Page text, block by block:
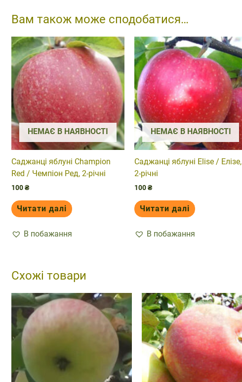
Вам також може сподобатися…
НЕМАЄ В НАЯВНОСТІ
Саджанці яблуні Champion
Red / Чемпіон Ред, 2-річні
100₴
Читати далі
В побажання
НЕМАЄ В НАЯВНОСТІ
Саджанці яблуні Elise / Елізе,
2-річні
100₴
Читати далі
В побажання
Схожі товари